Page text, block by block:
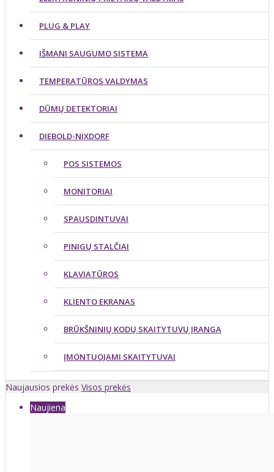
PLUG & PLAY
IŠMANI SAUGUMO SISTEMA
TEMPERATŪROS VALDYMAS
DŪMŲ DETEKTORIAI
DIEBOLD-NIXDORF
POS SISTEMOS
MONITORIAI
SPAUSDINTUVAI
PINIGŲ STALČIAI
KLAVIATŪROS
KLIENTO EKRANAS
BRŪKŠNINIŲ KODŲ SKAITYTUVŲ ĮRANGA
ĮMONTUOJAMI SKAITYTUVAI
Naujausios prekės Visos prekės
Naujiena